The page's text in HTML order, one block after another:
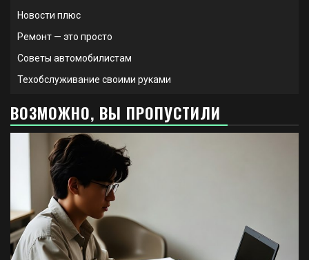
Новости плюс
Ремонт — это просто
Советы автомобилистам
Техобслуживание своими руками
ВОЗМОЖНО, ВЫ ПРОПУСТИЛИ